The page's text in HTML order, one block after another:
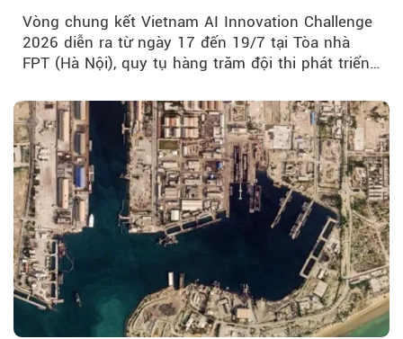
Vòng chung kết Vietnam AI Innovation Challenge
2026 diễn ra từ ngày 17 đến 19/7 tại Tòa nhà
FPT (Hà Nội), quy tụ hàng trăm đội thi phát triển